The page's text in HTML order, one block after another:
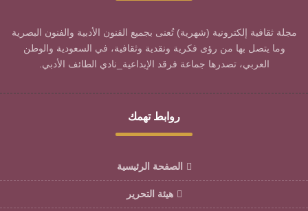
مجلة ثقافية إلكترونية (شهرية) تُعنى بجميع الفنون الأدبية والفنون البصرية
وما يتصل بها من رؤى فكرية ونقدية وثقافية، في السعودية والوطن
العربي، تصدرها جماعة فرقد الإبداعية_نادي الطائف الأدبي.
روابط تهمك
الصفحة الرئيسية
هيئة التحرير